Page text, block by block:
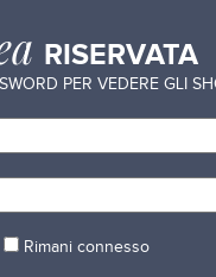
RISERVATA
PER VEDERE GLI
Rimani connesso